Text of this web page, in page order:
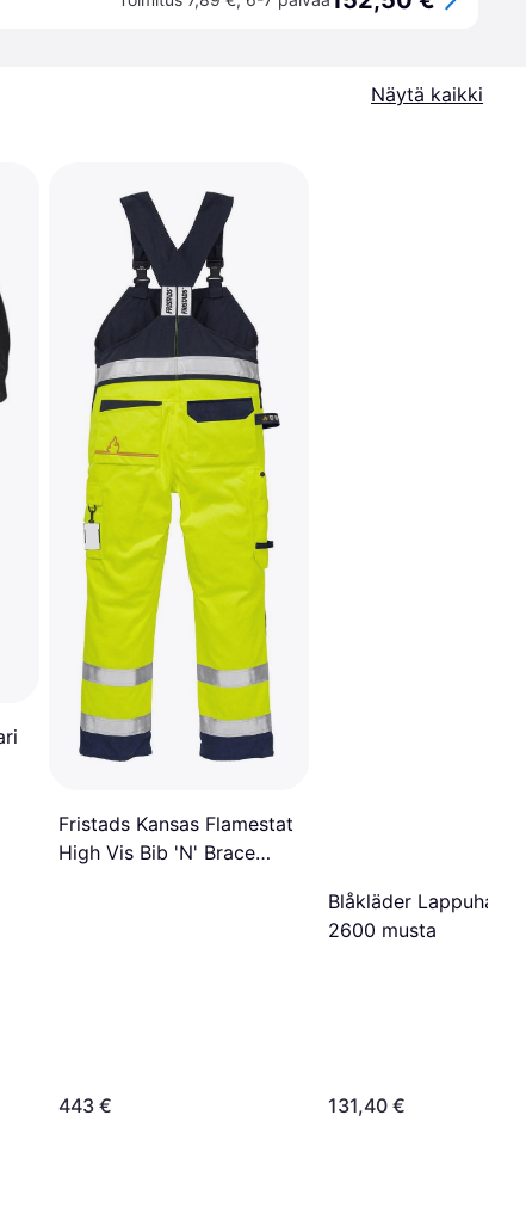
Näytä kaikki
Fristads Kansas Flamestat
High Vis Bib 'N' Brace
443 €
Blåkläder
2600 musta
131,40 €